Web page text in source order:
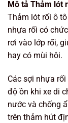
Mô tả Thảm lót
Thảm lót rối ô
nhựa rối có
rơi vào lớp rối,
hay có mùi hôi.
Các sợi nhựa
độ ồn khi xe di
nước và chống
trên thảm hút